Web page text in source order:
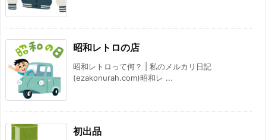
昭和レトロの店
昭和レトロって何？ | 私のメルカリ日記
(ezakonurah.com)昭和レ ...
初出品